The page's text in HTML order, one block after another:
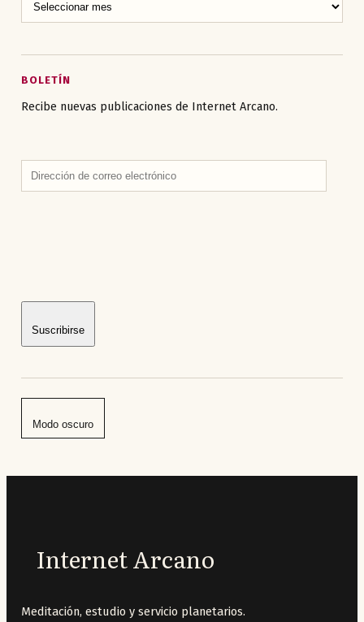
BOLETÍN
Recibe nuevas publicaciones de Internet Arcano.
Dirección
de
Suscribirse
Modo oscuro
Internet Arcano
Meditación, estudio y servicio planetarios.